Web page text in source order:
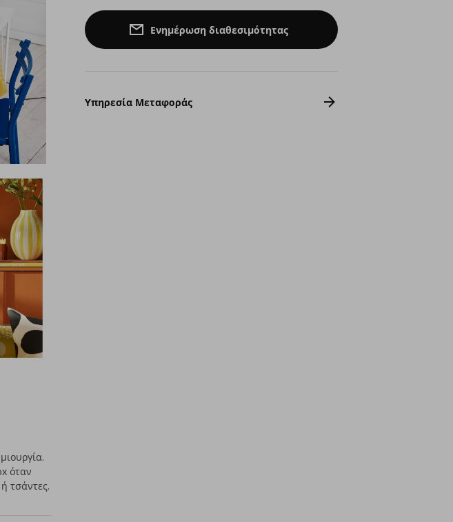
Ενημέρωση διαθεσιμότητας
Υπηρεσία Μεταφοράς
όταν
τσάντες.